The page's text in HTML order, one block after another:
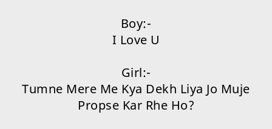
Boy:-
I Love U
Girl:-
Tumne Mere Me Kya Dekh Liya Jo Muje
Propse Kar Rhe Ho?